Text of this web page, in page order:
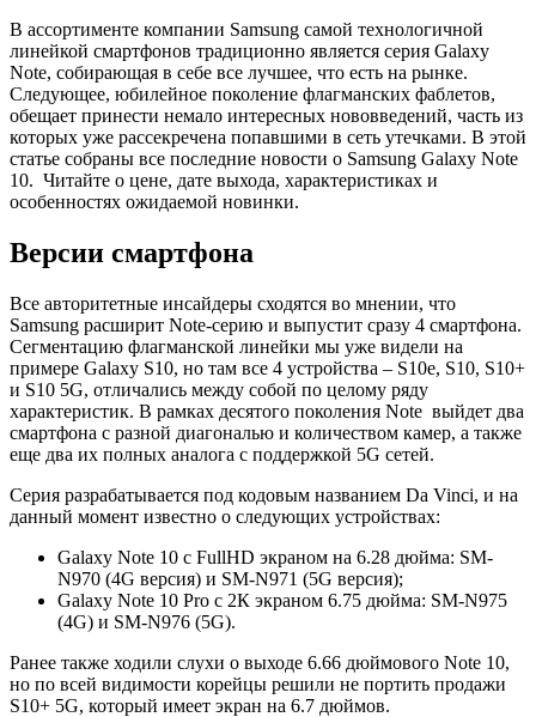
В ассортименте компании Samsung самой технологичной
линейкой смартфонов традиционно является серия Galaxy
Note, собирающая в себе все лучшее, что есть на рынке.
Следующее, юбилейное поколение флагманских фаблетов,
обещает принести немало интересных нововведений, часть из
которых уже рассекречена попавшими в сеть утечками. В этой
статье собраны все последние новости о Samsung Galaxy Note
10. Читайте о цене, дате выхода, характеристиках и
особенностях ожидаемой новинки.
Версии смартфона
Все авторитетные инсайдеры сходятся во мнении, что
Samsung расширит Note-серию и выпустит сразу 4 смартфона.
Сегментацию флагманской линейки мы уже видели на
примере Galaxy S10, но там все 4 устройства – S10e, S10, S10+
и S10 5G, отличались между собой по целому ряду
характеристик. В рамках десятого поколения Note выйдет два
смартфона с разной диагональю и количеством камер, а также
еще два их полных аналога с поддержкой 5G сетей.
Серия разрабатывается под кодовым названием Da Vinci, и на
данный момент известно о следующих устройствах:
Galaxy Note 10 с FullHD экраном на 6.28 дюйма: SM-
N970 (4G версия) и SM-N971 (5G версия);
Galaxy Note 10 Pro с 2К экраном 6.75 дюйма: SM-N975
(4G) и SM-N976 (5G).
Ранее также ходили слухи о выходе 6.66 дюймового Note 10,
но по всей видимости корейцы решили не портить продажи
S10+ 5G, который имеет экран на 6.7 дюймов.